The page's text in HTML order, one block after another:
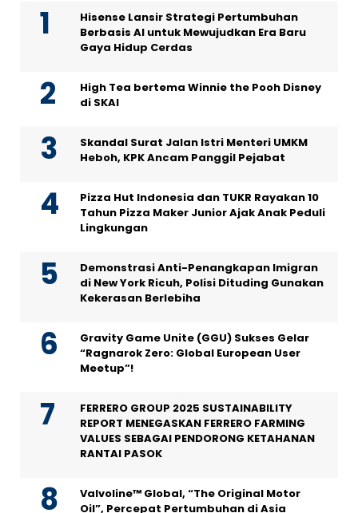
Hisense Lansir Strategi Pertumbuhan
Berbasis AI untuk Mewujudkan Era Baru
Gaya Hidup Cerdas
High Tea bertema Winnie the Pooh Disney
di SKAI
Skandal Surat Jalan Istri Menteri UMKM
Heboh, KPK Ancam Panggil Pejabat
Pizza Hut Indonesia dan TUKR Rayakan 10
Tahun Pizza Maker Junior Ajak Anak Peduli
Lingkungan
Demonstrasi Anti-Penangkapan Imigran
di New York Ricuh, Polisi Dituding Gunakan
Kekerasan Berlebiha
Gravity Game Unite (GGU) Sukses Gelar
“Ragnarok Zero: Global European User
Meetup”!
FERRERO GROUP 2025 SUSTAINABILITY
REPORT MENEGASKAN FERRERO FARMING
VALUES SEBAGAI PENDORONG KETAHANAN
RANTAI PASOK
Valvoline™ Global, “The Original Motor
Oil”, Percepat Pertumbuhan di Asia